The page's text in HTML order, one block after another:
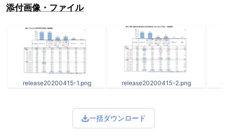
添付画像・ファイル
release20200415-1.png release20200415-2.png
一括ダウンロード